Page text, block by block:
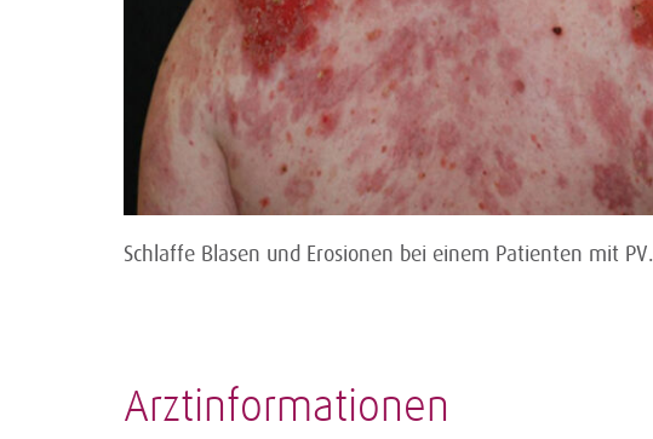
Schlaffe Blasen und Erosionen bei einem Patienten mit PV.
Arztinformationen